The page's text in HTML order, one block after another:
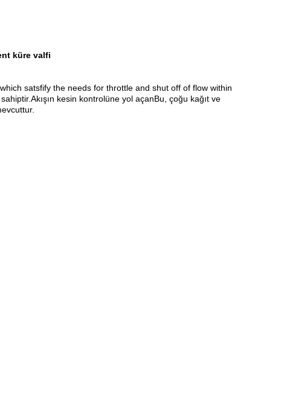
küre valfi
satsfify the needs for throttle and shut off of flow within
kesin kontrolüne yol açanBu, çoğu kağıt ve